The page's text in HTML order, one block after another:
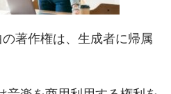
著作権は、生成者に帰属